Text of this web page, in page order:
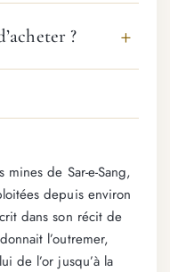
?
mines de Sar-e-Sang,
depuis environ
dans son récit de
l’outremer,
de l’or jusqu’à la